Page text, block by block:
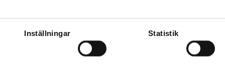
Inställningar Statistik